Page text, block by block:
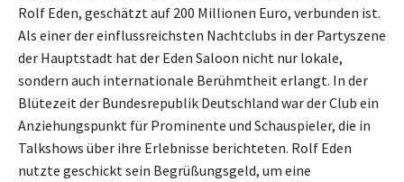
Rolf Eden, geschätzt auf 200 Millionen Euro, verbunden ist.
Als einer der einflussreichsten Nachtclubs in der Partyszene
der Hauptstadt hat der Eden Saloon nicht nur lokale,
sondern auch internationale Berühmtheit erlangt. In der
Blütezeit der Bundesrepublik Deutschland war der Club ein
Anziehungspunkt für Prominente und Schauspieler, die in
Talkshows über ihre Erlebnisse berichteten. Rolf Eden
nutzte geschickt sein Begrüßungsgeld, um eine